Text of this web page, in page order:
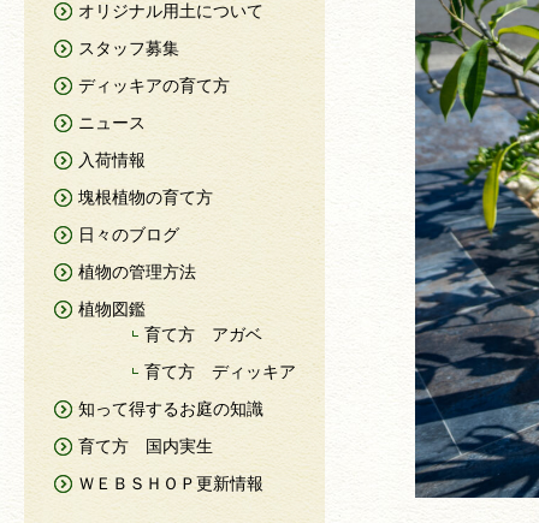
オリジナル用土について
スタッフ募集
ディッキアの育て方
ニュース
入荷情報
塊根植物の育て方
日々のブログ
植物の管理方法
植物図鑑
育て方 アガベ
育て方 ディッキア
知って得するお庭の知識
育て方 国内実生
ＷＥＢＳＨＯＰ更新情報